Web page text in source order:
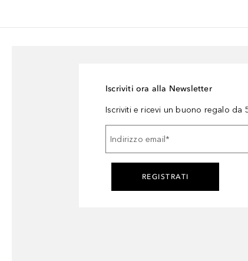
Iscriviti ora alla Newsletter
Iscriviti e ricevi un buono regalo da
Indirizzo email *
REGISTRATI